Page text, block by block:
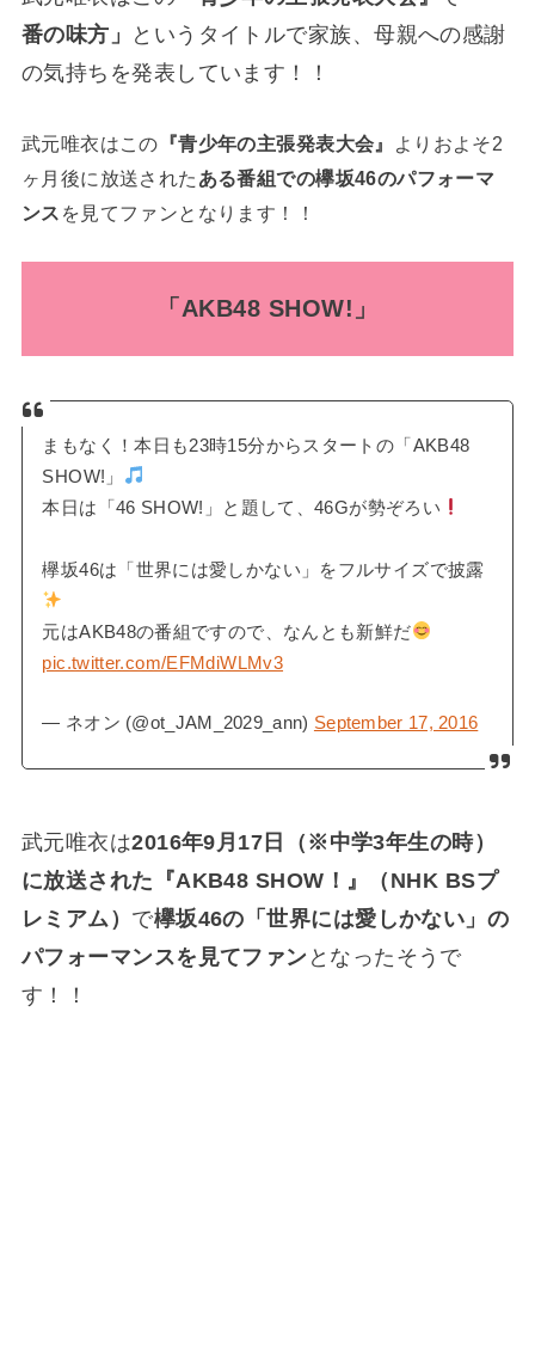
番の味方」
というタイトルで家族、母親への感謝
の気持ちを発表しています！！
武元唯衣はこの 『青少年の主張発表大会』
よりおよそ2
ヶ月後に放送された ある番組での欅坂46のパフォーマ
ンス を見てファンとなります！！
「AKB48 SHOW!」
まもなく！本日も23時15分からスタートの「AKB48
SHOW!」
本日は「46 SHOW!」と題して、46Gが勢ぞろい
欅坂46は「世界には愛しかない」をフルサイズで披露
元はAKB48の番組ですので、なんとも新鮮だ
pic.twitter.com/EFMdiWLMv3
— ネオン (@ot_JAM_2029_ann) September 17, 2016
武元唯衣は2016年9月17日（※中学3年生の時）
に放送された『AKB48 SHOW！』（NHK BSプ
レミアム） で欅坂46の「世界には愛しかない」の
パフォーマンスを見てファン となったそうで
す！！